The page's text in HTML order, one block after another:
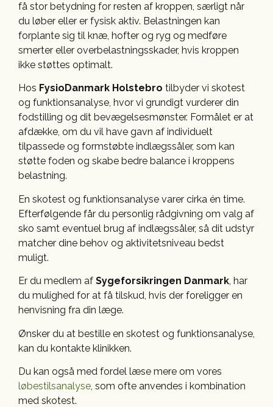
få stor betydning for resten af kroppen, særligt når
du løber eller er fysisk aktiv. Belastningen kan
forplante sig til knæ, hofter og ryg og medføre
smerter eller overbelastningsskader, hvis kroppen
ikke støttes optimalt.
Hos FysioDanmark Holstebro tilbyder vi skotest
og funktionsanalyse, hvor vi grundigt vurderer din
fodstilling og dit bevægelsesmønster. Formålet er at
afdække, om du vil have gavn af individuelt
tilpassede og formstøbte indlægssåler, som kan
støtte foden og skabe bedre balance i kroppens
belastning.
En skotest og funktionsanalyse varer cirka én time.
Efterfølgende får du personlig rådgivning om valg af
sko samt eventuel brug af indlægssåler, så dit udstyr
matcher dine behov og aktivitetsniveau bedst
muligt.
Er du medlem af Sygeforsikringen Danmark, har
du mulighed for at få tilskud, hvis der foreligger en
henvisning fra din læge.
Ønsker du at bestille en skotest og funktionsanalyse,
kan du kontakte klinikken.
Du kan også med fordel læse mere om vores
løbestilsanalyse, som ofte anvendes i kombination
med skotest.